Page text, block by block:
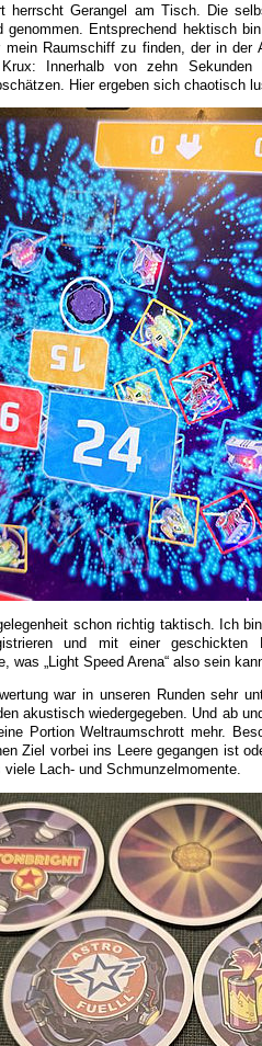
herrscht Gerangel am Tisch. Die
genommen. Entsprechend hektisch
Raumschiff zu finden, der in der
Innerhalb von zehn
Hier ergeben sich chaotisch
schon richtig taktisch. Ich
und mit einer geschickten
was „Light Speed Arena“ also sein
war in unseren Runden sehr
akustisch wiedergegeben. Und ab
Portion Weltraumschrott mehr.
Ziel vorbei ins Leere gegangen ist
Lach- und Schmunzelmomente.